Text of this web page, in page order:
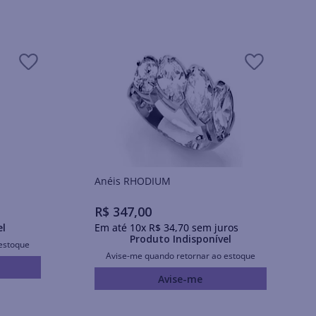
Anéis RHODIUM
R$ 347,00
Em até 10x R$ 34,70sem juros
Produto Indisponível
Avise-me quando retornar ao estoque
Avise-me